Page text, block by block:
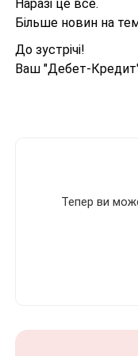
Наразі це все.
Більше новин на
До зустрічі!
Ваш "Дебет-
Тепер ви